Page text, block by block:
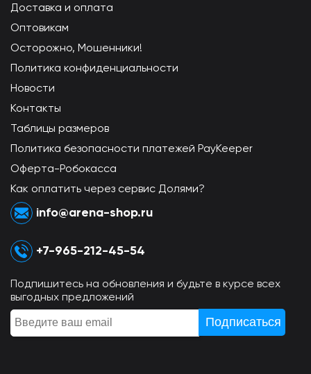
Доставка и оплата
Оптовикам
Осторожно, Мошенники!
Политика конфиденциальности
Новости
Контакты
Таблицы размеров
Политика безопасности платежей PayKeeper
Оферта-Робокасса
Как оплатить через сервис Долями?
info@arena-shop.ru
+7-965-212-45-54
Подпишитесь на обновления и будьте в курсе всех
выгодных предложений